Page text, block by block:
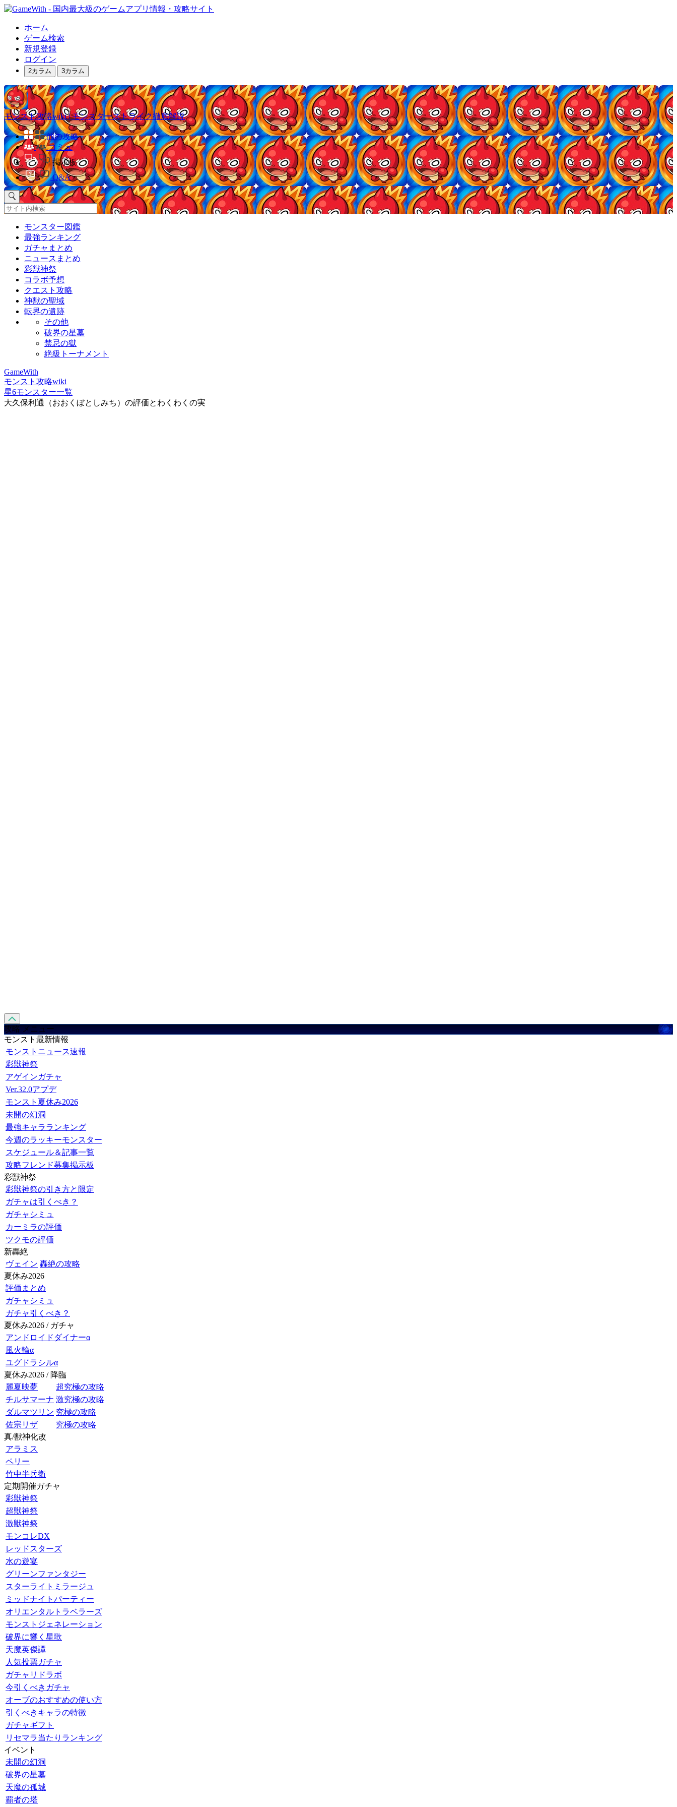
ホーム
ゲーム検索
新規登録
ログイン
2カラム 3カラム
モンスト攻略wiki | モンスターストライク徹底解説
他の攻略
コミュ
掲示板
Q&A
モンスター図鑑
最強ランキング
ガチャまとめ
ニュースまとめ
彩獣神祭
コラボ予想
クエスト攻略
神獣の聖域
転界の遺跡
その他
破界の星墓
禁忌の獄
絶級トーナメント
GameWith
モンスト攻略wiki
星6モンスター一覧
大久保利通（おおくぼとしみち）の評価とわくわくの実
攻略 メニュー
モンスト最新情報
モンストニュース速報
彩獣神祭
アゲインガチャ
Ver.32.0アプデ
モンスト夏休み2026
未開の幻洞
最強キャラランキング
今週のラッキーモンスター
スケジュール＆記事一覧
攻略フレンド募集掲示板
彩獣神祭
彩獣神祭の引き方と限定
ガチャは引くべき？
ガチャシミュ
カーミラの評価
ツクモの評価
新轟絶
ヴェイン 轟絶の攻略
夏休み2026
評価まとめ
ガチャシミュ
ガチャ引くべき？
夏休み2026 / ガチャ
アンドロイドダイナーα
風火輪α
ユグドラシルα
夏休み2026 / 降臨
麗夏映夢
超究極の攻略
チルサマーナ 激究極の攻略
ダルマツリン 究極の攻略
佐宗リザ
究極の攻略
真/獣神化改
アラミス
ペリー
竹中半兵衛
定期開催ガチャ
彩獣神祭
超獣神祭
激獣神祭
モンコレDX
レッドスターズ
水の遊宴
グリーンファンタジー
スターライトミラージュ
ミッドナイトパーティー
オリエンタルトラベラーズ
モンストジェネレーション
破界に響く星歌
天魔英傑譚
人気投票ガチャ
ガチャリドラボ
今引くべきガチャ
オーブのおすすめの使い方
引くべきキャラの特徴
ガチャギフト
リセマラ当たりランキング
イベント
未開の幻洞
破界の星墓
天魔の孤城
覇者の塔